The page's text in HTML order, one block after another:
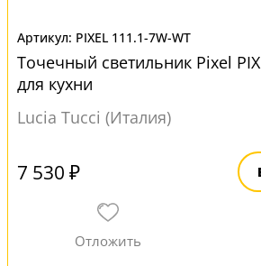
PIXEL 111.1-7W-WT
Точечный светильник Pixel
для кухни
Lucia Tucci (Италия)
7 530 ₽